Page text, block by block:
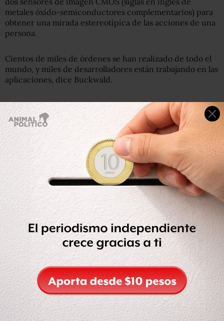
metales óxido-semiconductores complementarios) para
obtener una mirada estereotípica de las acciones de una
persona.
Cientos de miles de órdenes se han realizado de todo el
mundo, y miles de desarrolladores están trabajando en las
aplicaciones, dice Buckwald.
“Leap Motion cree que tiene la oportunidad de convertir
los controles de gestos parte de la corriente principal de
experiencia informática”.
Críticas
Algunas personalidades de alto perfil en Silicon Valley, sin
embargo, dudan que Leap Motion volverá obsoletos al
ratón y al teclado.
Entre ellos está Tom Preston-Werner, director ejecutivo
y fundador de Github, un servicio utilizado por
desarrolladores para compartir códigos y asesoramiento.
“Los codificadores seguirán necesitando teclados y
ratones en los próximos años”, dice, y añade que tener
que introducir el brazo y agitarlo durante cualquier
período de tiempo va a ser incómodo y agotador.